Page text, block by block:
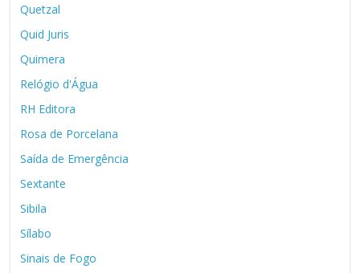
Quetzal
Quid Juris
Quimera
Relógio d'Água
RH Editora
Rosa de Porcelana
Saída de Emergência
Sextante
Sibila
Sílabo
Sinais de Fogo